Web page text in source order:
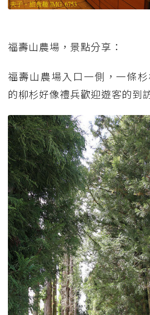
福壽山農場，景點分享：
福壽山農場入口一側，一條
的柳杉好像禮兵歡迎遊客的到